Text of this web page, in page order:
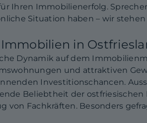
Ihren Immobilienerfolg.
Situation haben – wir
in
Dynamik auf dem
und attraktiven
Investitionschancen.
Beliebtheit der
von Fachkräften. Besonders